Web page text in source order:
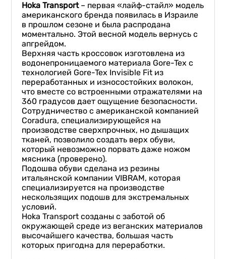
Hoka Transport– первая «лайф-стайл» модель
американского бренда появилась в Израиле
в прошлом сезоне и была распродана
моментально. Этой весной модель вернусь с
апгрейдом.
Верхняя часть кроссовок изготовлена из
водонепроницаемого материала Gore-Tex с
технологией Gore-Tex Invisible Fit из
переработанных и износостойких волокон,
что вместе со встроенными отражателями на
360 градусов дает ощущение безопасности.
Сотрудничество с американской компанией
Coradura, специализирующейся на
производстве сверхпрочных, но дышащих
тканей, позволило создать верх обуви,
который невозможно порвать даже ножом
мясника (проверено).
Подошва обуви сделана из резины
итальянской компании VIBRAM, которая
специализируется на производстве
нескользящих подошв для экстремальных
условий.
Hoka Transport созданы с заботой об
окружающей среде из веганских материалов
высочайшего качества, большая часть
которых пригодна для переработки.